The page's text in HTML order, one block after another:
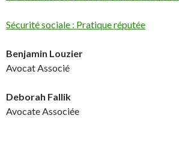
Sécurité sociale : Pratique réputée
Benjamin Louzier
Avocat Associé
Deborah Fallik
Avocate Associée